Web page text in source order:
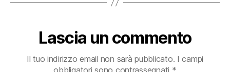
Lascia un commento
Il tuo indirizzo email non sarà pubblicato. I campi